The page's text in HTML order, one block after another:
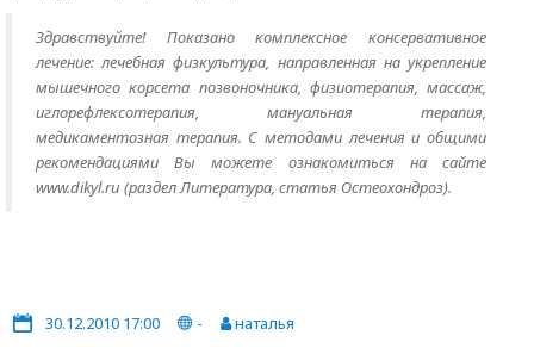
Здравствуйте! Показано комплексное консервативное
лечение: лечебная физкультура, направленная на укрепление
мышечного корсета позвоночника, физиотерапия, массаж,
иглорефлексотерапия, мануальная терапия,
медикаментозная терапия. С методами лечения и общими
рекомендациями Вы можете ознакомиться на сайте
www.dikyl.ru (раздел Литература, статья Остеохондроз).
30.12.2010 17:00 -
наталья